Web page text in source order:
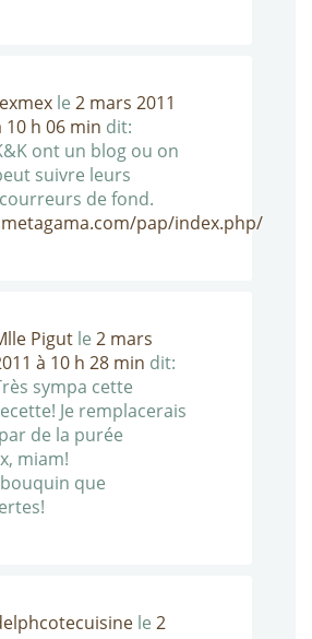
le 2 mars 2011
10 h 06 min dit:
ont un blog ou on
suivre leurs
de fond.
pap/index.php/
Pigut le 2 mars
à 10 h 28 min dit:
sympa cette
Je remplacerais
de la purée
miam!
que
le 2